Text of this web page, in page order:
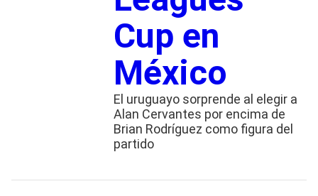
Cup en
México
El uruguayo sorprende al elegir a
Alan Cervantes por encima de
Brian Rodríguez como figura del
partido